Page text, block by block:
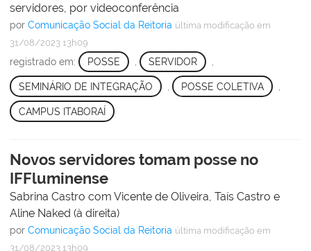
servidores, por videoconferência
por Comunicação Social da Reitoria última modificação em
31/08/2023 13h09
registrado em: POSSE SERVIDOR
SEMINÁRIO DE INTEGRAÇÃO POSSE COLETIVA
CAMPUS ITABORAÍ
Novos servidores tomam posse no
IFFluminense
Sabrina Castro com Vicente de Oliveira, Taís Castro e
Aline Naked (à direita)
por Comunicação Social da Reitoria última modificação em
31/08/2023 13h09